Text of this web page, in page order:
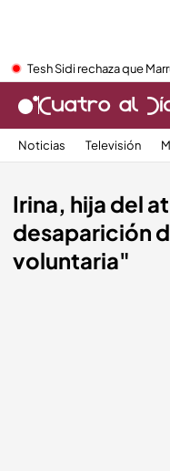
Tesh Sidi rechaza que
Noticias Televisión
Irina, hija del
desaparición
voluntaria"